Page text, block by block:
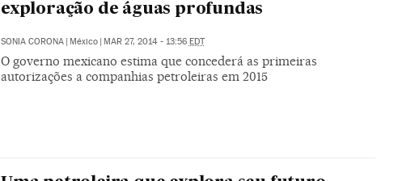
exploração de águas profundas
SONIA CORONA | México | MAR 27, 2014 - 13:56 EDT
O governo mexicano estima que concederá as primeiras
autorizações a companhias petroleiras em 2015